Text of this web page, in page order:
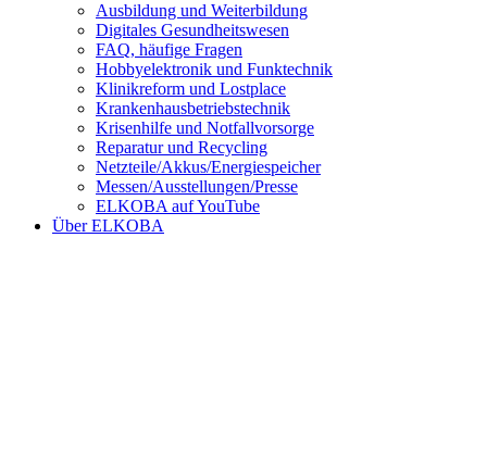
Ausbildung und Weiterbildung
Digitales Gesundheitswesen
FAQ, häufige Fragen
Hobbyelektronik und Funktechnik
Klinikreform und Lostplace
Krankenhausbetriebstechnik
Krisenhilfe und Notfallvorsorge
Reparatur und Recycling
Netzteile/Akkus/Energiespeicher
Messen/Ausstellungen/Presse
ELKOBA auf YouTube
Über ELKOBA